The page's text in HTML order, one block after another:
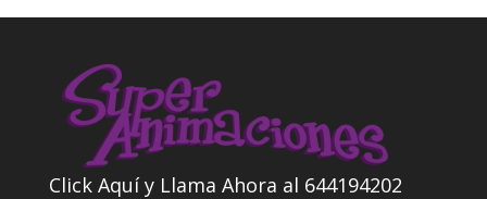
Click Aquí y Llama Ahora al 644194202